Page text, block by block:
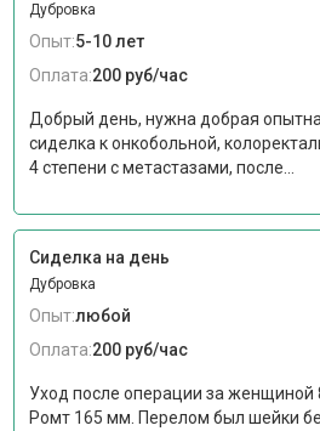
Дубровка
Опыт:5-10 лет
Оплата:200 руб/час
Добрый день, нужна добрая
сиделка к онкобольной,
4 степени с метастазами, после...
Сиделка на день
Дубровка
Опыт:любой
Оплата:200 руб/час
Уход после операции за женщиной
Ромт 165 мм. Перелом был шейки